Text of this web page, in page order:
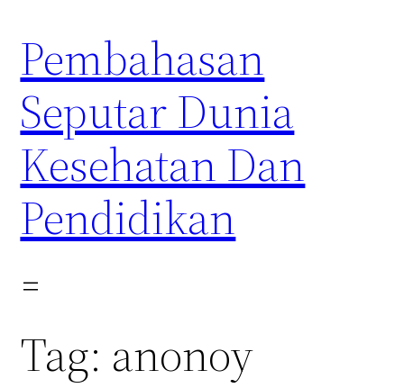
content
Pembahasan
Seputar Dunia
Kesehatan Dan
Pendidikan
Tag: anonoy